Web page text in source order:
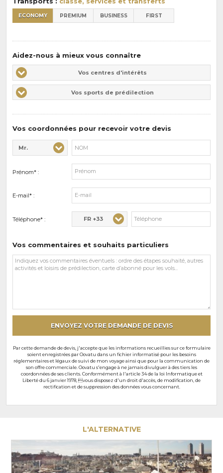
ECONOMY PREMIUM BUSINESS FIRST
Aidez-nous à mieux vous connaître
Vos
centres
d'intérêts
Vos centres d'intérêts
Vos
sports
de
Vos sports de prédilection
Vos coordonnées pour recevoir votre devis
Civilité* :
Mr.
Nom* :
Prénom* :
E-mail* :
Téléphone* : FR +33
Vos commentaires et souhaits particuliers
Vos
commentaires
ENVOYEZ VOTRE DEMANDE DE DEVIS
Par cette demande de devis, j'accepte que les informations recueillies sur ce formulaire
soient enregistrées par Oovatu dans un fichier informatisé pour les besoins
réglementaires et légaux de suivi de mon voyage ainsi que pour la communication de
son offre commerciale. Oovatu s'engage à ne jamais divulguer à des tiers les
coordonnées de ses clients. Conformément à l'article 34 de la loi Informatique et
Liberté du 6 janvier 1978, vous disposez d'un droit d'accès, de modification, de
rectification et de suppression des données vous concernant.
L'ALTERNATIVE